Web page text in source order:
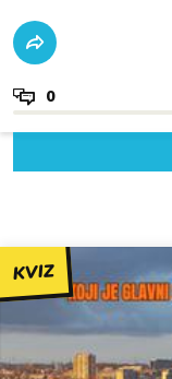
0
KVIZ